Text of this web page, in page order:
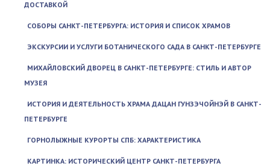
ДОСТАВКОЙ
СОБОРЫ САНКТ-ПЕТЕРБУРГА: ИСТОРИЯ И СПИСОК ХРАМОВ
ЭКСКУРСИИ И УСЛУГИ БОТАНИЧЕСКОГО САДА В САНКТ-ПЕТЕРБУРГЕ
МИХАЙЛОВСКИЙ ДВОРЕЦ В САНКТ-ПЕТЕРБУРГЕ: СТИЛЬ И АВТОР
МУЗЕЯ
ИСТОРИЯ И ДЕЯТЕЛЬНОСТЬ ХРАМА ДАЦАН ГУНЗЭЧОЙНЭЙ В САНКТ-
ПЕТЕРБУРГЕ
ГОРНОЛЫЖНЫЕ КУРОРТЫ СПБ: ХАРАКТЕРИСТИКА
КАРТИНКА: ИСТОРИЧЕСКИЙ ЦЕНТР САНКТ-ПЕТЕРБУРГА